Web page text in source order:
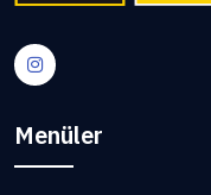
Menüler